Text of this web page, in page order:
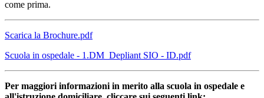
come prima.
Scarica la Brochure.pdf
Scuola in ospedale - 1.DM_Depliant SIO - ID.pdf
Per maggiori informazioni in merito alla scuola in ospedale e